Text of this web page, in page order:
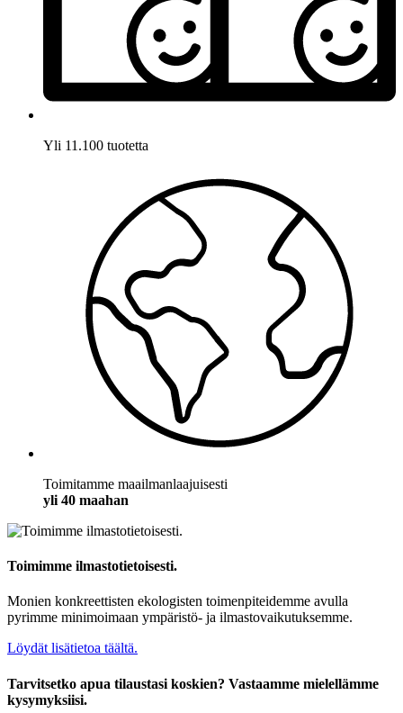
Yli 11.100 tuotetta
Toimitamme maailmanlaajuisesti
yli 40 maahan
Toimimme ilmastotietoisesti.
Monien konkreettisten ekologisten toimenpiteidemme avulla
pyrimme minimoimaan ympäristö- ja ilmastovaikutuksemme.
Löydät lisätietoa täältä.
Tarvitsetko apua tilaustasi koskien? Vastaamme mielellämme
kysymyksiisi.